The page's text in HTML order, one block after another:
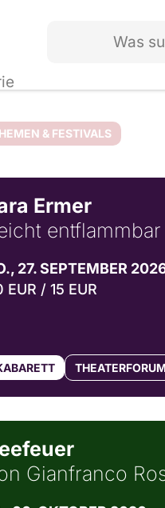
& FESTIVALS
Ermer
entflammbar
27. SEPTEMBER
EUR / 15 EUR
Gianfranco